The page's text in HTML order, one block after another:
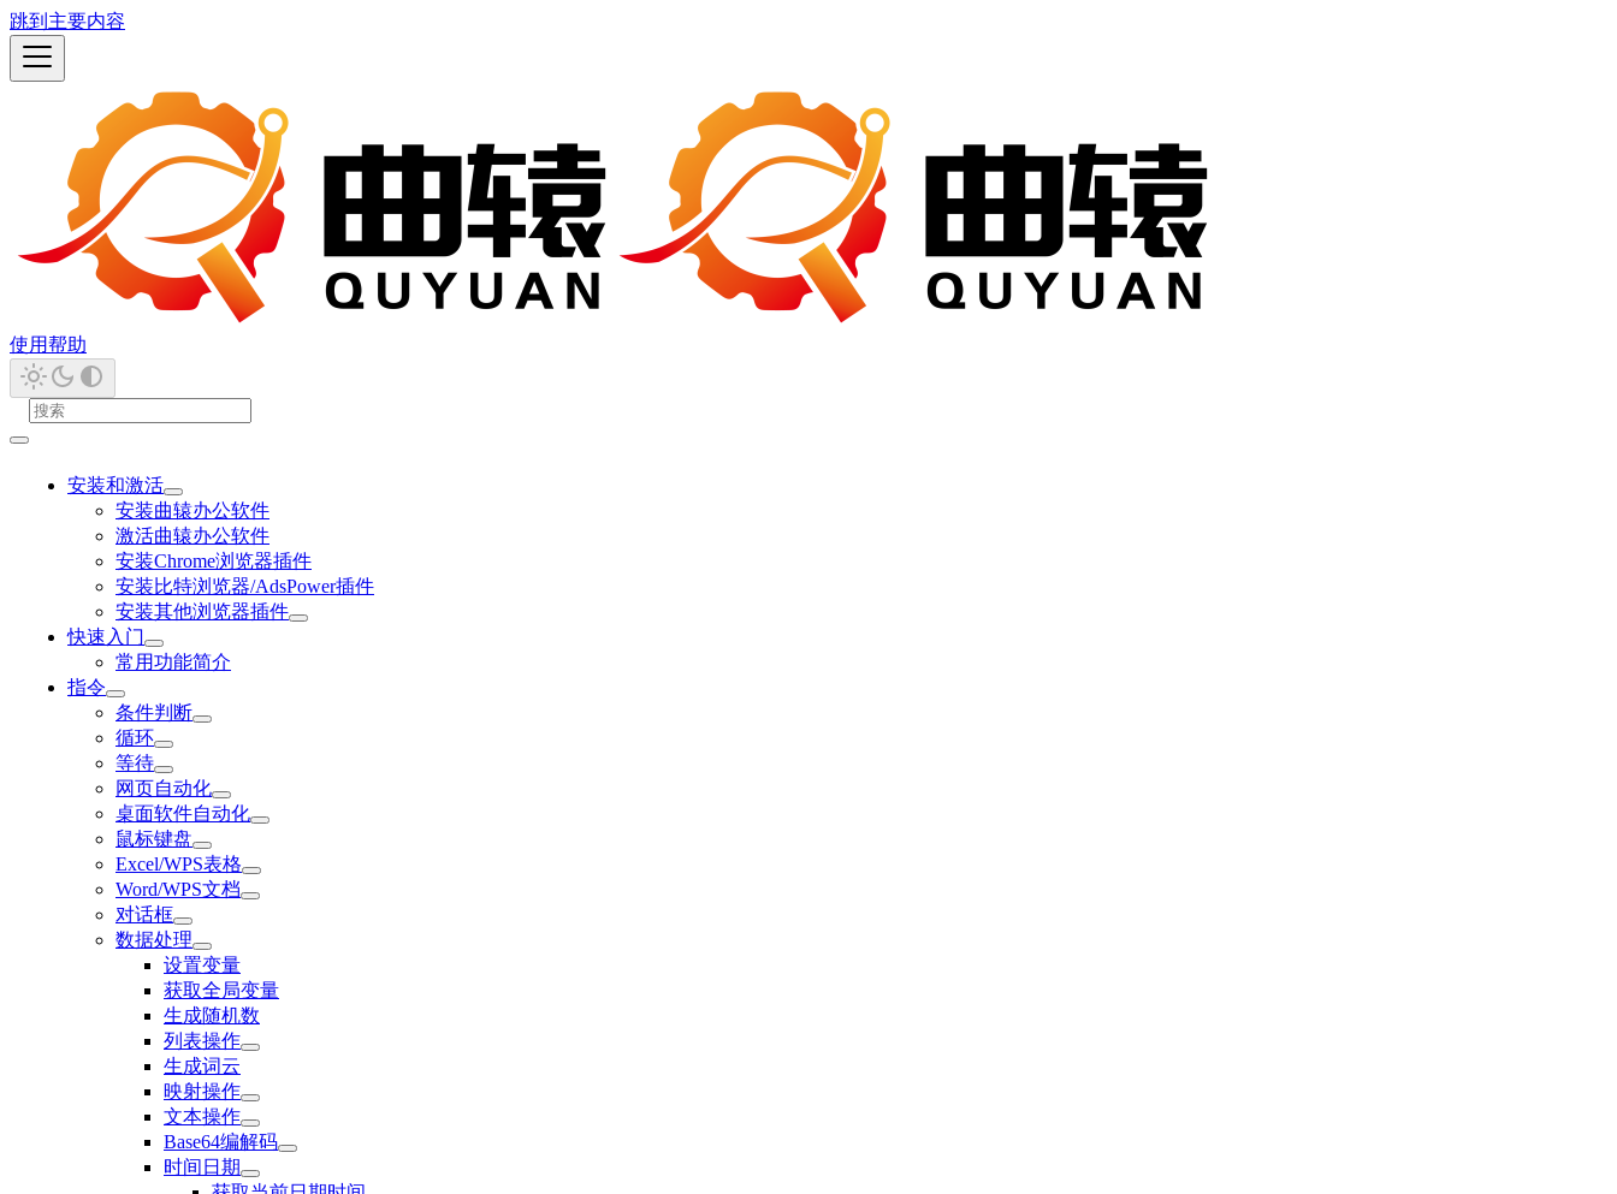
跳到主要内容
使用帮助
安装和激活
安装曲辕办公软件
激活曲辕办公软件
安装Chrome浏览器插件
安装比特浏览器/AdsPower插件
安装其他浏览器插件
快速入门
常用功能简介
指令
条件判断
循环
等待
网页自动化
桌面软件自动化
鼠标键盘
Excel/WPS表格
Word/WPS文档
对话框
数据处理
设置变量
获取全局变量
生成随机数
列表操作
生成词云
映射操作
文本操作
Base64编解码
时间日期